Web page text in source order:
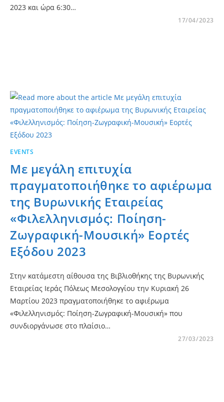
2023 και ώρα 6:30…
17/04/2023
EVENTS
Με μεγάλη επιτυχία
πραγματοποιήθηκε το αφιέρωμα
της Βυρωνικής Εταιρείας
«Φιλελληνισμός: Ποίηση-
Ζωγραφική-Μουσική» Εορτές
Εξόδου 2023
Στην κατάμεστη αίθουσα της Βιβλιοθήκης της Βυρωνικής
Εταιρείας Ιεράς Πόλεως Μεσολογγίου την Κυριακή 26
Μαρτίου 2023 πραγματοποιήθηκε το αφιέρωμα
«Φιλελληνισμός: Ποίηση-Ζωγραφική-Μουσική» που
συνδιοργάνωσε στο πλαίσιο…
27/03/2023